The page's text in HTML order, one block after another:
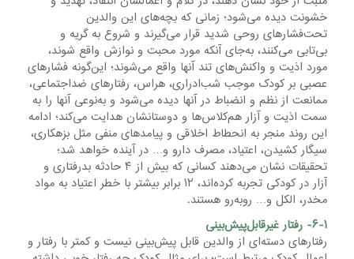
خشونت دیده می‌شود؛ زمانی که بچه‌های این والدین
تحت‌فشارهای روحی شدید قرار می‌گیرند و شروع به گریه و
بی‌تابی می‌کنند، به‌جای آنکه مورد محبت و نوازش واقع شوند،
مورد اذیت و واکنش‌های تند آنها واقع می‌شوند؛ این‌گونه فشارهای
عصبی بر کودک موجب شب‌ادراری، هراس، رفتارهای ضداجتماعی،
ممانعت از نظم و انضباط در آنها دیده می‌شود و به‌نوعی آنها را به
سمت اذیت و آزار هم‌کلاس‌ها و دوستانشان هدایت می‌کند؛ ادامه
این روند منجر به انحطاط اخلاقی و پیامدهای منفی مثل بزهکاری،
سیگار کشیدن، اعتیاد، مصرف دارو و… در آینده خواهد شد؛
تحقیقات نشان می‌دهند کسانی که بیش از ۴ حادثه بدرفتاری و
آزار در کودکی تجربه کرده‌اند، ۱۲ برابر بیشتر با خطر اعتیاد به مواد
مخدر، الکل و… روبه‌رو هستند.
۶-۱- رفتار غیرقابل‌پیش‌بینی
رفتارهای دسته‌ای از والدین قابل پیش‌بینی نیست و کمتر با رفتار و